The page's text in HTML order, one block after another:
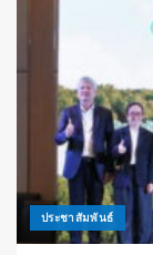
ประชาสัมพันธ์